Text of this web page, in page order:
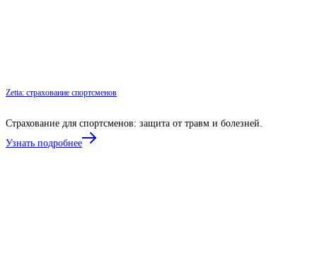
Zetta: страхование спортсменов
Страхование для спортсменов: защита от травм и болезней.
Узнать подробнее